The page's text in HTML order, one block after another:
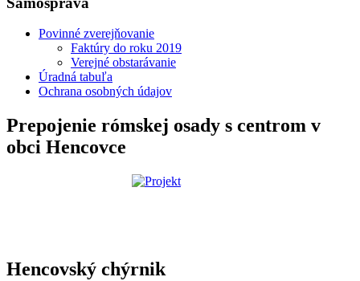
Povinné zverejňovanie
Faktúry do roku 2019
Verejné obstarávanie
Úradná tabuľa
Ochrana osobných údajov
Prepojenie rómskej osady s centrom v
obci Hencovce
Hencovský chýrnik